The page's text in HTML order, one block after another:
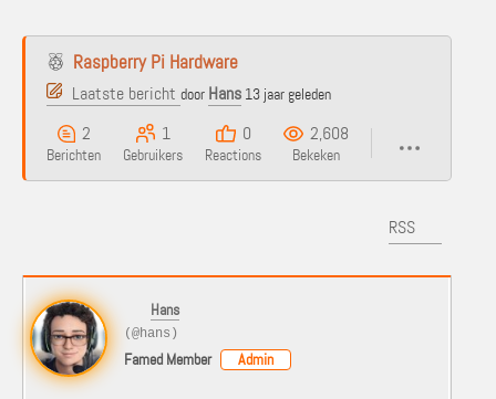
Raspberry Pi Hardware
Laatste bericht door Hans 13 jaar geleden
2
Berichten
1
Gebruikers
0
Reactions
2,608
Bekeken
RSS
Hans
(@hans)
Famed Member Admin